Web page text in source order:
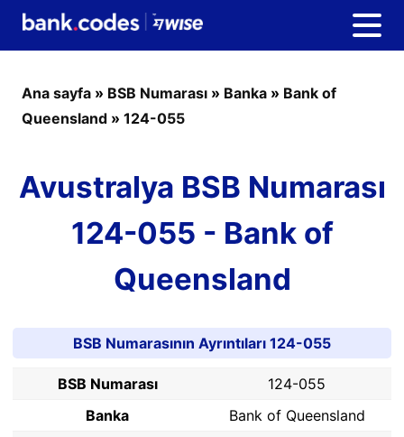
Ana sayfa » BSB Numarası » Banka » Bank of
Queensland » 124-055
Avustralya BSB Numarası
124-055 - Bank of
Queensland
BSB Numarasının Ayrıntıları 124-055
BSB Numarası
124-055
Banka
Bank of Queensland